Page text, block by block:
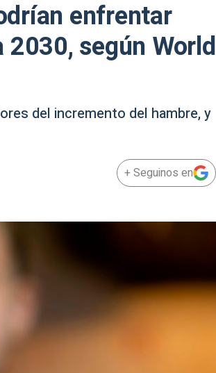
enfrentar
según World
del incremento del hambre, y
+ Seguinos en